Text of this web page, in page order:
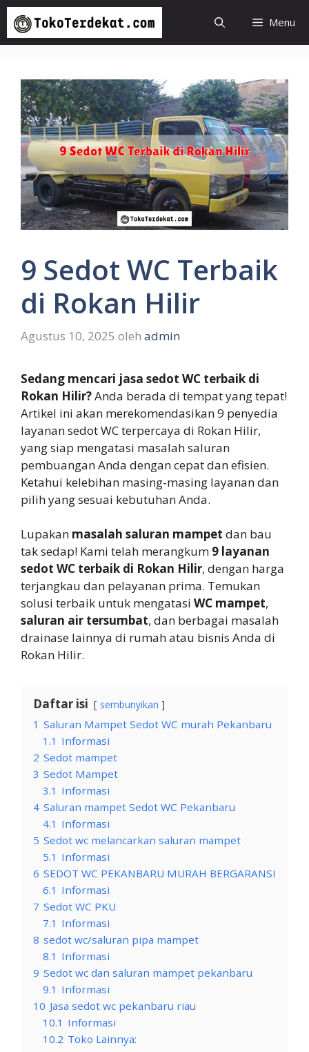
Langsung
isi
Menu
9 Sedot WC Terbaik
di Rokan Hilir
Agustus 10, 2025 oleh admin
Sedang mencari jasa sedot WC terbaik di
Rokan Hilir?Anda berada di tempat yang tepat!
Artikel ini akan merekomendasikan 9 penyedia
layanan sedot WC terpercaya di Rokan Hilir,
yang siap mengatasi masalah saluran
pembuangan Anda dengan cepat dan efisien.
Ketahui kelebihan masing-masing layanan dan
pilih yang sesuai kebutuhan Anda.
Lupakan masalah saluran mampet dan bau
tak sedap! Kami telah merangkum 9 layanan
sedot WC terbaik di Rokan Hilir, dengan harga
terjangkau dan pelayanan prima. Temukan
solusi terbaik untuk mengatasi WC mampet,
saluran air tersumbat, dan berbagai masalah
drainase lainnya di rumah atau bisnis Anda di
Rokan Hilir.
Daftar isi sembunyikan
1 Saluran Mampet Sedot WC murah Pekanbaru
1.1 Informasi
2 Sedot mampet
3 Sedot Mampet
3.1 Informasi
4 Saluran mampet Sedot WC Pekanbaru
4.1 Informasi
5 Sedot wc melancarkan saluran mampet
5.1 Informasi
6 SEDOT WC PEKANBARU MURAH BERGARANSI
6.1 Informasi
7 Sedot WC PKU
7.1 Informasi
8 sedot wc/saluran pipa mampet
8.1 Informasi
9 Sedot wc dan saluran mampet pekanbaru
9.1 Informasi
10 Jasa sedot wc pekanbaru riau
10.1 Informasi
10.2 Toko Lainnya: